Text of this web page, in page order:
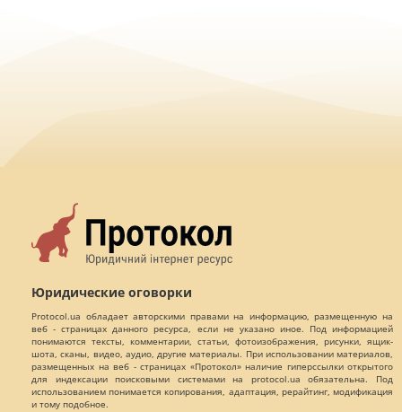
Юридические оговорки
Protocol.ua обладает авторскими правами на информацию, размещенную на
веб - страницах данного ресурса, если не указано иное. Под информацией
понимаются тексты, комментарии, статьи, фотоизображения, рисунки, ящик-
шота, сканы, видео, аудио, другие материалы. При использовании материалов,
размещенных на веб - страницах «Протокол» наличие гиперссылки открытого
для индексации поисковыми системами на protocol.ua обязательна. Под
использованием понимается копирования, адаптация, рерайтинг, модификация
и тому подобное.